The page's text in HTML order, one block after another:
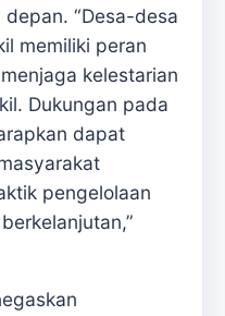
“Desa-desa
memiliki peran
kelestarian
Dukungan pada
dapat
pengelolaan